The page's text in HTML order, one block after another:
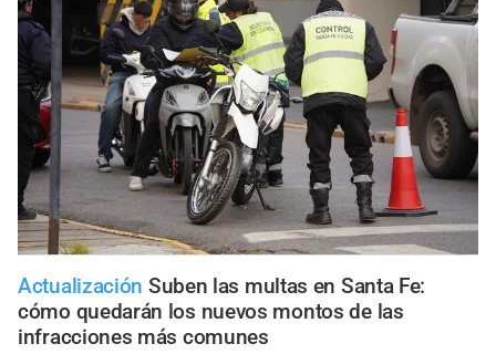
Actualización Suben las multas en Santa Fe:
cómo quedarán los nuevos montos de las
infracciones más comunes